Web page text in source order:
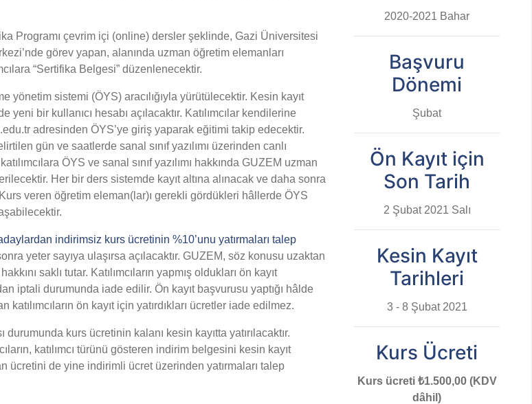
Programı çevrim içi (online) dersler şeklinde, Gazi Üniversitesi
görev yapan, alanında uzman öğretim elemanları
“Sertifika Belgesi” düzenlenecektir.
yönetim sistemi (ÖYS) aracılığıyla yürütülecektir. Kesin kayıt
yeni bir kullanıcı hesabı açılacaktır. Katılımcılar kendilerine
adresinden ÖYS’ye giriş yaparak eğitimi takip edecektir.
gün ve saatlerde sanal sınıf yazılımı üzerinden canlı
ÖYS ve sanal sınıf yazılımı hakkında GUZEM uzman
Her bir ders sistemde kayıt altına alınacak ve daha sonra
veren öğretim eleman(lar)ı gerekli gördükleri hâllerde ÖYS
indirimsiz kurs ücretinin %10’unu yatırmaları talep
yeter sayıya ulaşırsa açılacaktır. GUZEM, söz konusu uzaktan
saklı tutar. Katılımcıların yapmış oldukları ön kayıt
iptali durumunda iade edilir. Ön kayıt başvurusu yaptığı hâlde
katılımcıların ön kayıt için yatırdıkları ücretler iade edilmez.
kurs ücretinin kalanı kesin kayıtta yatırılacaktır.
katılımcı türünü gösteren indirim belgesini kesin kayıt
ücretini de yine indirimli ücret üzerinden yatırmaları talep
2020-2021 Bahar
Başvuru
Dönemi
Şubat
Ön Kayıt için
Son Tarih
2 Şubat 2021 Salı
Kesin Kayıt
Tarihleri
3 - 8 Şubat 2021
Kurs Ücreti
Kurs ücreti ₺1.500,00 (KDV
dâhil)